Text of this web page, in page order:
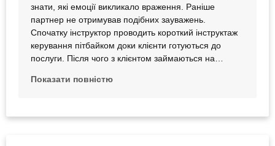
знати, які емоції викликало враження. Раніше
партнер не отримував подібних зауважень.
Спочатку інструктор проводить короткий інструктаж
керування пітбайком доки клієнти готуються до
послуги. Після чого з клієнтом займаються на
передач, стрибки та інші елементи. Цей час вже
Показати повністю